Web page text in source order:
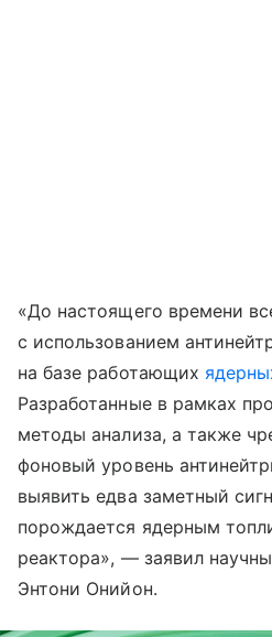
«До настоящего времени
с использованием
на базе работающих
Разработанные в рамках
методы анализа, а также
фоновый уровень
выявить едва заметный
порождается ядерным
реактора», — заявил
Энтони Онийон.